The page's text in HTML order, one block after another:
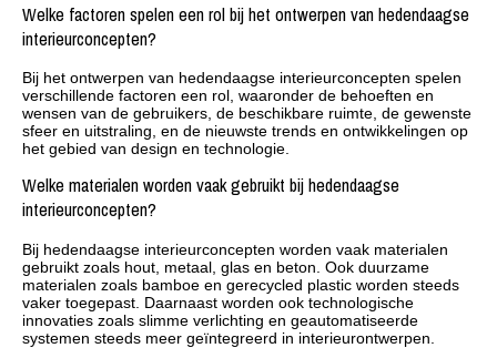
Welke factoren spelen een rol bij het ontwerpen van hedendaagse
interieurconcepten?
Bij het ontwerpen van hedendaagse interieurconcepten spelen
verschillende factoren een rol, waaronder de behoeften en
wensen van de gebruikers, de beschikbare ruimte, de gewenste
sfeer en uitstraling, en de nieuwste trends en ontwikkelingen op
het gebied van design en technologie.
Welke materialen worden vaak gebruikt bij hedendaagse
interieurconcepten?
Bij hedendaagse interieurconcepten worden vaak materialen
gebruikt zoals hout, metaal, glas en beton. Ook duurzame
materialen zoals bamboe en gerecycled plastic worden steeds
vaker toegepast. Daarnaast worden ook technologische
innovaties zoals slimme verlichting en geautomatiseerde
systemen steeds meer geïntegreerd in interieurontwerpen.